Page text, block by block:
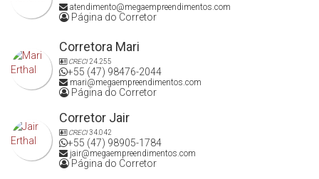
atendimento@megaempreendimentos.com
Página do Corretor
Corretora Mari
CRECI24.255
+55 (47) 98476-2044
mari@megaempreendimentos.com
Página do Corretor
Corretor Jair
CRECI34.042
+55 (47) 98905-1784
jair@megaempreendimentos.com
Página do Corretor